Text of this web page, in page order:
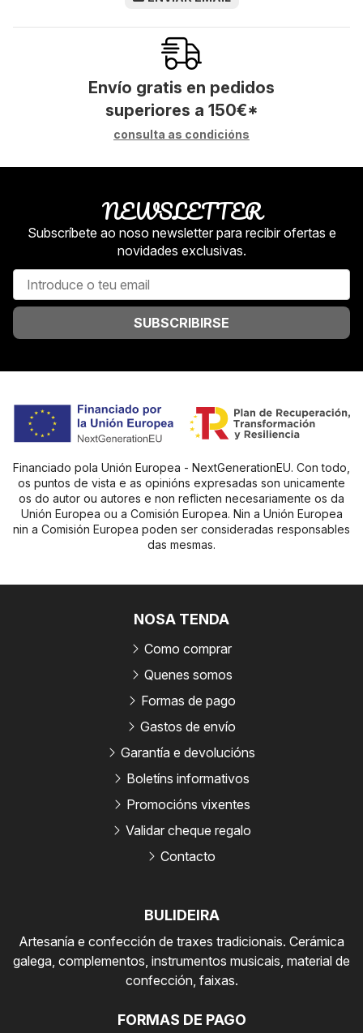
Envío gratis en pedidos
superiores a 150€*
consulta as condicións
NEWSLETTER
Subscríbete ao noso newsletter para recibir ofertas e
novidades exclusivas.
SUBSCRIBIRSE
Financiado pola Unión Europea - NextGenerationEU. Con todo,
os puntos de vista e as opinións expresadas son unicamente
os do autor ou autores e non reflicten necesariamente os da
Unión Europea ou a Comisión Europea. Nin a Unión Europea
nin a Comisión Europea poden ser consideradas responsables
das mesmas.
BULIDEIRA
Artesanía e confección de traxes tradicionais. Cerámica
galega, complementos, instrumentos musicais, material de
confección, faixas.
FORMAS DE PAGO
NOSA TENDA
Como comprar
Quenes somos
Formas de pago
Gastos de envío
Garantía e devolucións
Boletíns informativos
Promocións vixentes
Validar cheque regalo
Contacto